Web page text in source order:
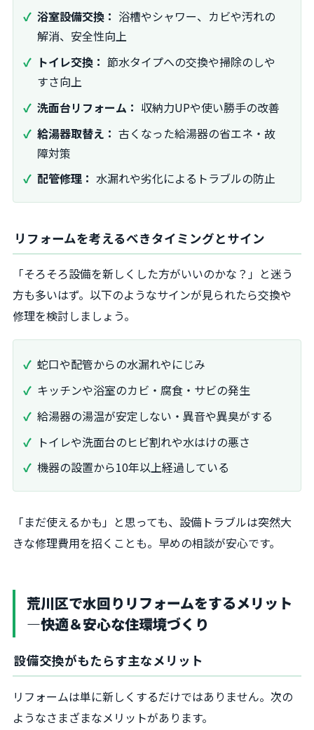
浴室設備交換： 浴槽やシャワー、カビや汚れの
解消、安全性向上
トイレ交換： 節水タイプへの交換や掃除のしや
すさ向上
洗面台リフォーム： 収納力UPや使い勝手の改善
給湯器取替え： 古くなった給湯器の省エネ・故
障対策
配管修理： 水漏れや劣化によるトラブルの防止
リフォームを考えるべきタイミングとサイン
「そろそろ設備を新しくした方がいいのかな？」と迷う
方も多いはず。以下のようなサインが見られたら交換や
修理を検討しましょう。
蛇口や配管からの水漏れやにじみ
キッチンや浴室のカビ・腐食・サビの発生
給湯器の湯温が安定しない・異音や異臭がする
トイレや洗面台のヒビ割れや水はけの悪さ
機器の設置から10年以上経過している
「まだ使えるかも」と思っても、設備トラブルは突然大
きな修理費用を招くことも。早めの相談が安心です。
荒川区で水回りリフォームをするメリット
―快適＆安心な住環境づくり
設備交換がもたらす主なメリット
リフォームは単に新しくするだけではありません。次の
ようなさまざまなメリットがあります。